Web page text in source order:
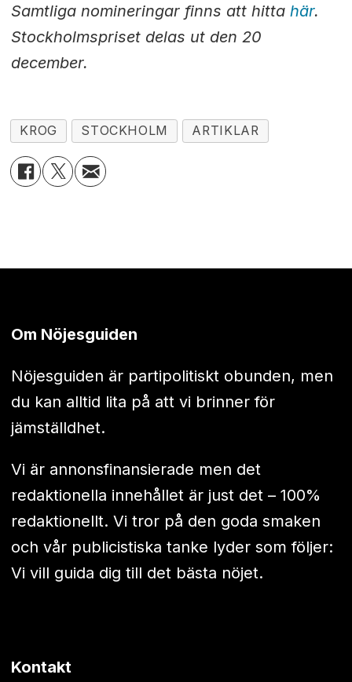
Samtliga nomineringar finns att hitta här.
Stockholmspriset delas ut den 20
december.
KROG STOCKHOLM ARTIKLAR
Om Nöjesguiden
Nöjesguiden är partipolitiskt obunden, men
du kan alltid lita på att vi brinner för
jämställdhet.
Vi är annonsfinansierade men det
redaktionella innehållet är just det – 100%
redaktionellt. Vi tror på den goda smaken
och vår publicistiska tanke lyder som följer:
Vi vill guida dig till det bästa nöjet.
Kontakt